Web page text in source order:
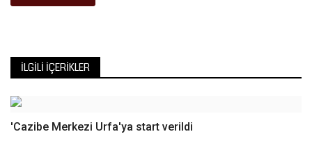
İLGILI İÇERIKLER
'Cazibe Merkezi Urfa'ya start verildi